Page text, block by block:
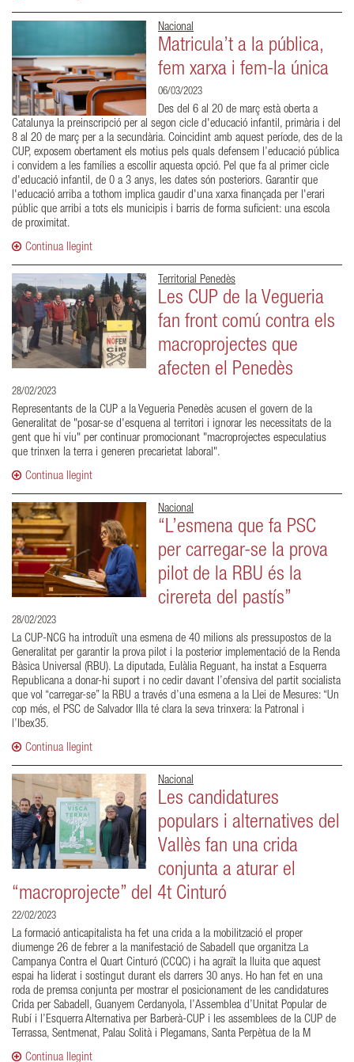
Nacional
Matricula’t a la pública,
fem xarxa i fem-la única
06/03/2023
Des del 6 al 20 de març està oberta a
Catalunya la preinscripció per al segon cicle d'educació infantil, primària i del
8 al 20 de març per a la secundària. Coincidint amb aquest període, des de la
CUP, exposem obertament els motius pels quals defensem l’educació pública
i convidem a les famílies a escollir aquesta opció. Pel que fa al primer cicle
d'educació infantil, de 0 a 3 anys, les dates són posteriors. Garantir que
l'educació arriba a tothom implica gaudir d'una xarxa finançada per l'erari
públic que arribi a tots els municipis i barris de forma suficient: una escola
de proximitat.
Continua llegint
Territorial Penedès
Les CUP de la Vegueria
fan front comú contra els
macroprojectes que
afecten el Penedès
28/02/2023
Representants de la CUP a la Vegueria Penedès acusen el govern de la
Generalitat de "posar-se d'esquena al territori i ignorar les necessitats de la
gent que hi viu" per continuar promocionant "macroprojectes especulatius
que trinxen la terra i generen precarietat laboral".
Continua llegint
Nacional
“L’esmena que fa PSC
per carregar-se la prova
pilot de la RBU és la
cirereta del pastís”
28/02/2023
La CUP-NCG ha introduït una esmena de 40 milions als pressupostos de la
Generalitat per garantir la prova pilot i la posterior implementació de la Renda
Bàsica Universal (RBU). La diputada, Eulàlia Reguant, ha instat a Esquerra
Republicana a donar-hi suport i no cedir davant l’ofensiva del partit socialista
que vol “carregar-se” la RBU a través d’una esmena a la Llei de Mesures: “Un
cop més, el PSC de Salvador Illa té clara la seva trinxera: la Patronal i
l’Ibex35.
Continua llegint
Nacional
Les candidatures
populars i alternatives del
Vallès fan una crida
conjunta a aturar el
“macroprojecte” del 4t Cinturó
22/02/2023
La formació anticapitalista ha fet una crida a la mobilització el proper
diumenge 26 de febrer a la manifestació de Sabadell que organitza La
Campanya Contra el Quart Cinturó (CCQC) i ha agraït la lluita que aquest
espai ha liderat i sostingut durant els darrers 30 anys. Ho han fet en una
roda de premsa conjunta per mostrar el posicionament de les candidatures
Crida per Sabadell, Guanyem Cerdanyola, l’Assemblea d’Unitat Popular de
Rubí i l’Esquerra Alternativa per Barberà-CUP i les assemblees de la CUP de
Terrassa, Sentmenat, Palau Solità i Plegamans, Santa Perpètua de la M
Continua llegint